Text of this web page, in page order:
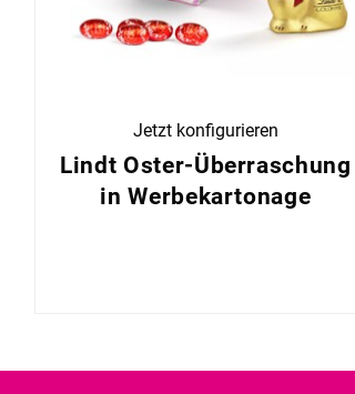
Jetzt konfigurieren
Lindt Oster-Überraschung
in Werbekartonage